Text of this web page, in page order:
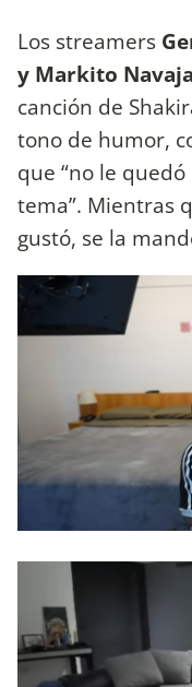
Los streamers
y Markito Navaja
canción de
tono de humor,
que “no le
tema”. Mientras
gustó, se la